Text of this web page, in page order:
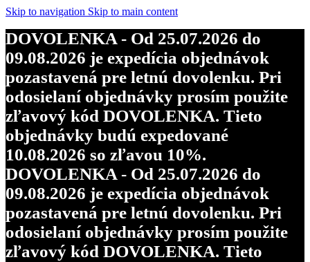
Skip to navigation Skip to main content
DOVOLENKA - Od 25.07.2026 do
09.08.2026 je expedícia objednávok
pozastavená pre letnú dovolenku. Pri
odosielaní objednávky prosím použite
zľavový kód DOVOLENKA. Tieto
objednávky budú expedované
10.08.2026 so zľavou 10%.
DOVOLENKA - Od 25.07.2026 do
09.08.2026 je expedícia objednávok
pozastavená pre letnú dovolenku. Pri
odosielaní objednávky prosím použite
zľavový kód DOVOLENKA. Tieto